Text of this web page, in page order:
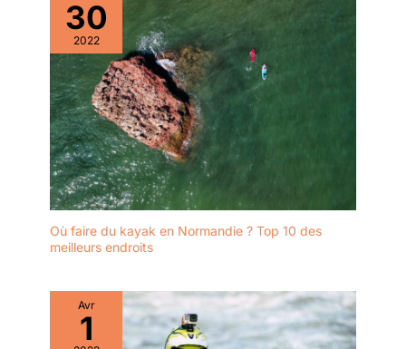
30
2022
Où faire du kayak en Normandie ? Top 10 des
meilleurs endroits
Avr
1